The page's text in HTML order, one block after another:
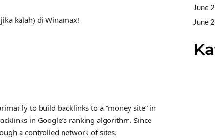
kalah) di Winamax!
to build backlinks to a “money site” in
in Google’s ranking algorithm. Since
a controlled network of sites.
June
June